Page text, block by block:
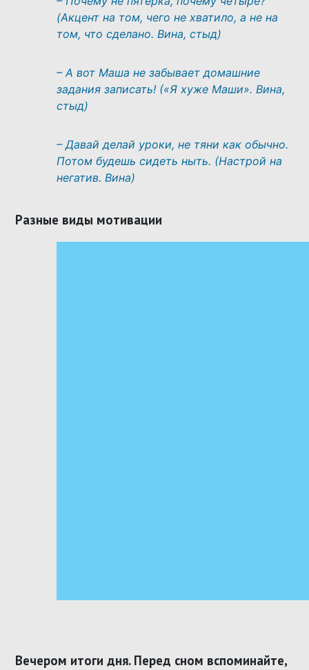
(Акцент на том, чего не хватило, а не на
том, что сделано. Вина, стыд)
– А вот Маша не забывает домашние
задания записать! («Я хуже Маши». Вина,
стыд)
– Давай делай уроки, не тяни как обычно.
Потом будешь сидеть ныть. (Настрой на
негатив. Вина)
Разные виды мотивации
Вечером итоги дня. Перед сном вспоминайте,